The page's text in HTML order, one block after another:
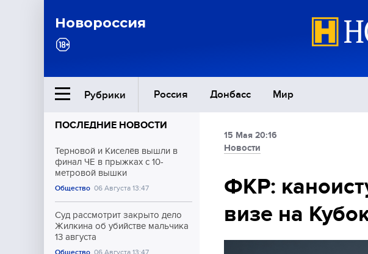
Новороссия
Рубрики Россия Донбасс Мир
Ближний Восток
Общество
Культура
Спорт
ПОСЛЕДНИЕ НОВОСТИ
Терновой и Киселёв вышли в
финал ЧЕ в прыжках с 10-
метровой вышки
Общество 06 Августа 13:47
Суд рассмотрит закрыто дело
Жилкина об убийстве мальчика
13 августа
Общество 06 Августа 13:47
15 Мая 20:16
Новости
ФКР:
визе на